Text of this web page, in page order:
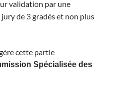
validation par une
de 3 gradés et non plus
cette partie
Spécialisée des